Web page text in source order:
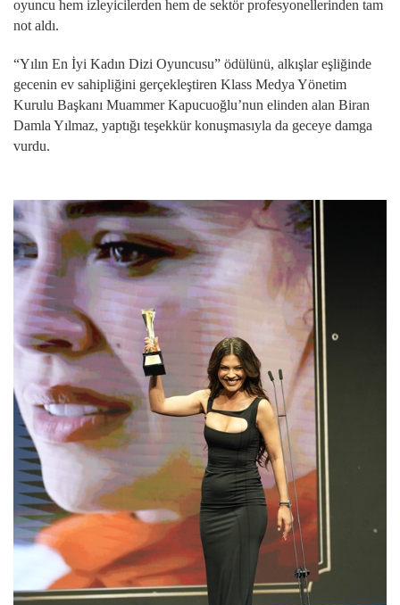
oyuncu hem izleyicilerden hem de sektör profesyonellerinden tam
not aldı.
“Yılın En İyi Kadın Dizi Oyuncusu” ödülünü, alkışlar eşliğinde
gecenin ev sahipliğini gerçekleştiren Klass Medya Yönetim
Kurulu Başkanı Muammer Kapucuoğlu’nun elinden alan Biran
Damla Yılmaz, yaptığı teşekkür konuşmasıyla da geceye damga
vurdu.